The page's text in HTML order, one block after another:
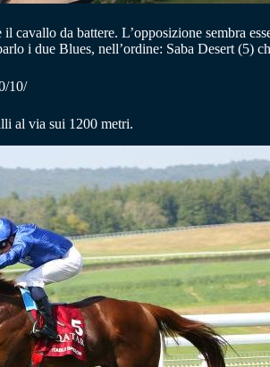
cavallo da battere. L’opposizione sembra
i due Blues, nell’ordine: Saba Desert
10/
al via sui 1200 metri.